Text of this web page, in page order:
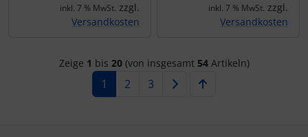
inkl. 7 % MwSt. zzgl.
Versandkosten
inkl. 7 % MwSt. zzgl.
Versandkosten
Zeige 1 bis 20(von insgesamt 54Artikeln)
1 2 3